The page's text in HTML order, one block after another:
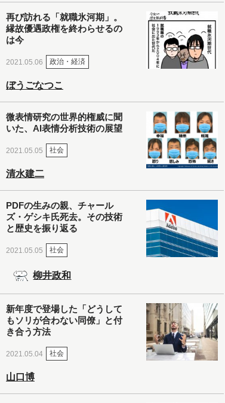
再び訪れる「就職氷河期」。
縁故優遇政権を終わらせるの
は今
2021.05.06 政治・経済
ぼうごなつこ
微表情研究の世界的権威に聞
いた、AI表情分析技術の展望
2021.05.05 社会
清水建二
PDFの生みの親、チャール
ズ・ゲシキ氏死去。その技術
と歴史を振り返る
2021.05.05 社会
柳井政和
新年度で登場した「どうして
もソリが合わない同僚」と付
き合う方法
2021.05.04 社会
山口博